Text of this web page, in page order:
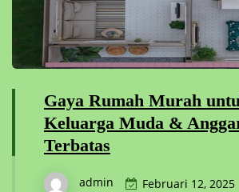
Gaya Rumah Murah
Keluarga Muda &
Terbatas
admin Februari 12, 2025